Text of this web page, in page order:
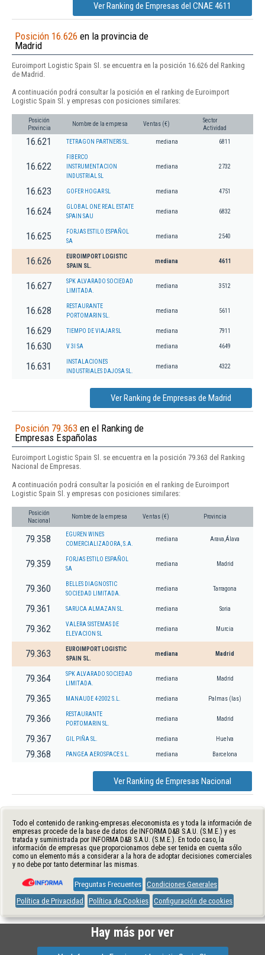
Ver Ranking de Empresas del CNAE 4611
Posición 16.626 en la provincia de
Madrid
Euroimport Logistic Spain Sl. se encuentra en la posición 16.626 del Ranking
de Madrid.
A continuación podrá consultar la posición en el ranking de Euroimport
Logistic Spain Sl. y empresas con posiciones similares:
Posición
Provincia
Nombre de la empresa Ventas (€)
Sector
Actividad
16.621 TETRAGON PARTNERS SL. mediana 6811
16.622
FIBERCO
INSTRUMENTACION
INDUSTRIAL SL
mediana 2732
16.623 GOFER HOGAR SL mediana 4751
16.624
GLOBAL ONE REAL ESTATE
SPAIN SAU
mediana 6832
16.625
FORJAS ESTILO ESPAÑOL
SA
mediana 2540
16.626
EUROIMPORT LOGISTIC
SPAIN SL.
mediana 4611
16.627
SPK ALVARADO SOCIEDAD
LIMITADA.
mediana 3512
16.628
RESTAURANTE
PORTOMARIN SL.
mediana 5611
16.629 TIEMPO DE VIAJAR SL mediana 7911
16.630 V 3I SA mediana 4649
16.631
INSTALACIONES
INDUSTRIALES DAJOSA SL.
mediana 4322
Ver Ranking de Empresas de Madrid
Posición 79.363 en el Ranking de
Empresas Españolas
Euroimport Logistic Spain Sl. se encuentra en la posición 79.363 del Ranking
Nacional de Empresas.
A continuación podrá consultar la posición en el ranking de Euroimport
Logistic Spain Sl. y empresas con posiciones similares:
Posición
Nacional
Nombre de la empresa Ventas (€) Provincia
79.358
EGUREN WINES
COMERCIALIZADORA, S.A.
mediana Arava,Álava
79.359
FORJAS ESTILO ESPAÑOL
SA
mediana Madrid
79.360
BELLES DIAGNOSTIC
SOCIEDAD LIMITADA.
mediana Tarragona
79.361 SARUCA ALMAZAN SL. mediana Soria
79.362
VALERA SISTEMAS DE
ELEVACION SL
mediana Murcia
79.363
EUROIMPORT LOGISTIC
SPAIN SL.
mediana Madrid
79.364
SPK ALVARADO SOCIEDAD
LIMITADA.
mediana Madrid
79.365 MANAUDE 4-2002 S.L. mediana Palmas (las)
79.366
RESTAURANTE
PORTOMARIN SL.
mediana Madrid
79.367 GIL PIÑA SL. mediana Huelva
79.368 PANGEA AEROSPACE S.L. mediana Barcelona
Ver Ranking de Empresas Nacional
Todo el contenido de ranking-empresas.eleconomista.es y toda la información de
empresas procede de la base de datos de INFORMA D&B S.A.U. (S.M.E.) y es
tratada y suministrada por INFORMA D&B S.A.U. (S.M.E.). En todo caso, la
información de empresas que proporcionamos debe ser tenida en cuenta sólo
como un elemento más a considerar a la hora de adoptar decisiones comerciales
y no debe por tanto determinar las mismas.
Preguntas Frecuentes Condiciones Generales
Política de Privacidad
Política de Cookies Configuración de cookies
Hay más por ver